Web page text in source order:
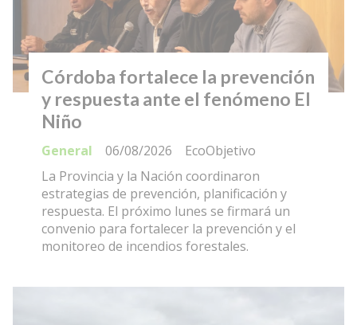
Córdoba fortalece la prevención
y respuesta ante el fenómeno El
Niño
EcoObjetivo
General
06/08/2026
La Provincia y la Nación coordinaron
estrategias de prevención, planificación y
respuesta. El próximo lunes se firmará un
convenio para fortalecer la prevención y el
monitoreo de incendios forestales.